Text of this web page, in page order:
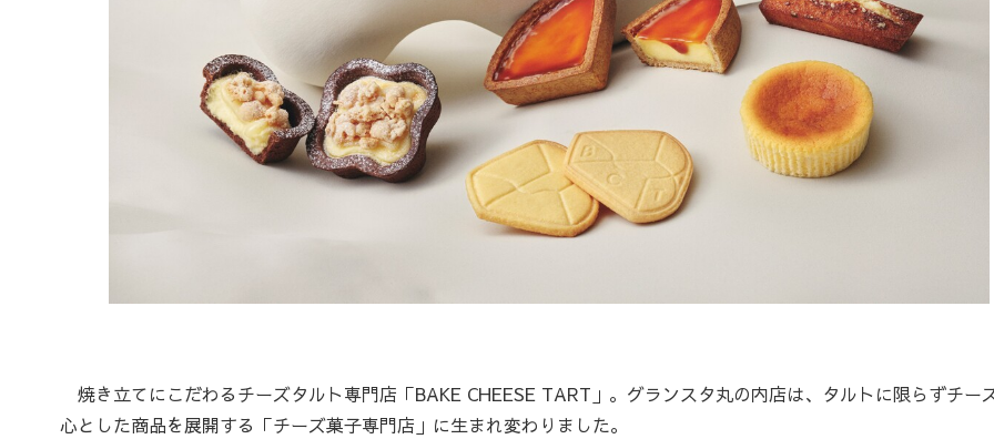
焼き立てにこだわるチーズタルト専門店「BAKE CHEESE TART」。グランスタ丸の内店は、タルトに限らずチー
心とした商品を展開する「チーズ菓子専門店」に生まれ変わりました。